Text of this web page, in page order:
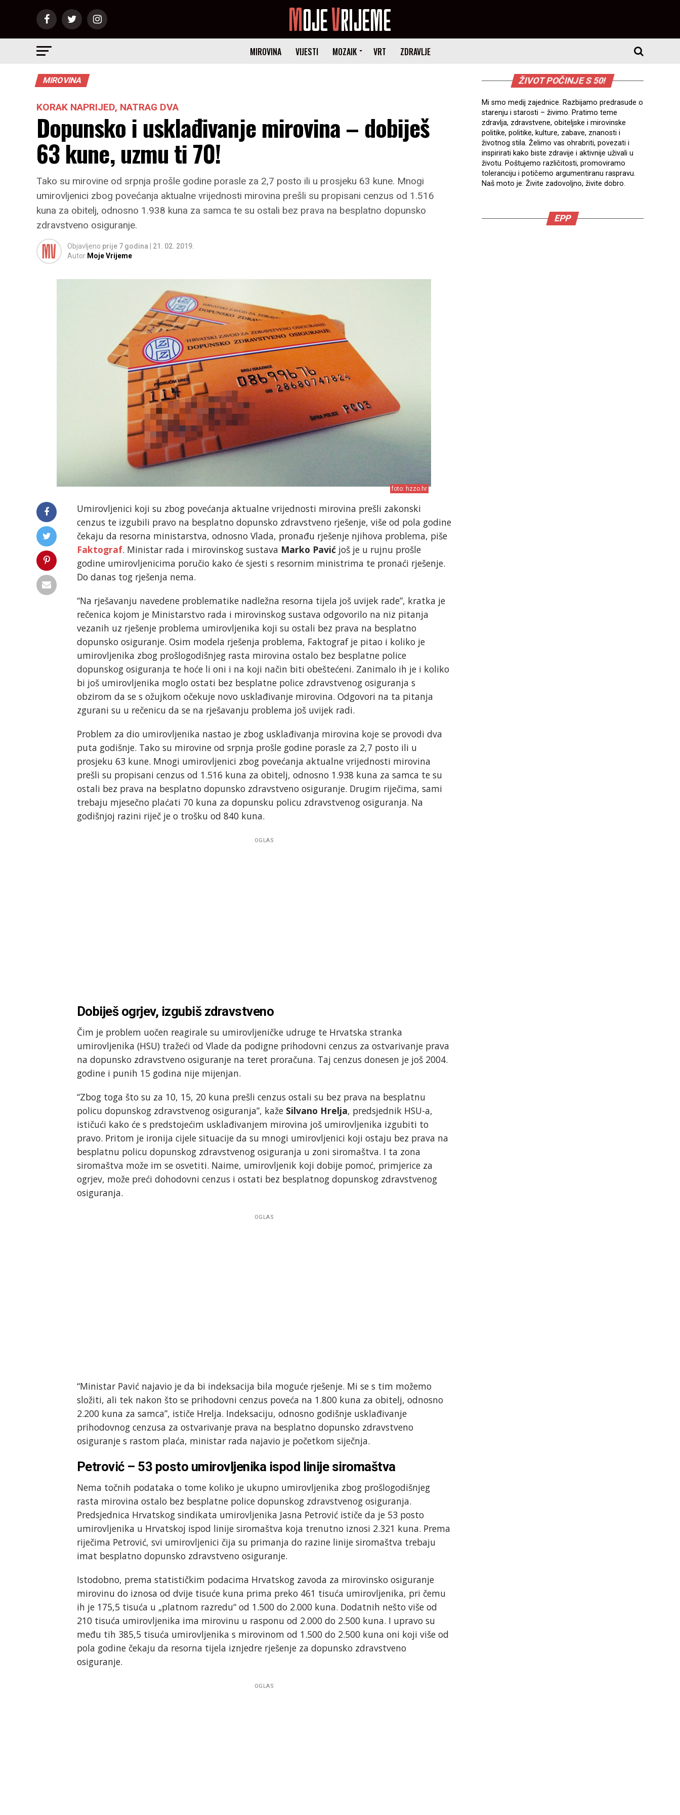
MIROVINA VIJESTI MOZAIK VRT ZDRAVLJE
MIROVINA
KORAK NAPRIJED, NATRAG DVA
Dopunsko i usklađivanje mirovina – dobiješ
63 kune, uzmu ti 70!
Tako su mirovine od srpnja prošle godine porasle za 2,7 posto ili u prosjeku 63 kune. Mnogi
umirovljenici zbog povećanja aktualne vrijednosti mirovina prešli su propisani cenzus od 1.516
kuna za obitelj, odnosno 1.938 kuna za samca te su ostali bez prava na besplatno dopunsko
zdravstveno osiguranje.
Objavljeno prije 7 godina
21. 02. 2019.
Autor Moje Vrijeme
foto: hzzo.hr
Umirovljenici koji su zbog povećanja aktualne vrijednosti mirovina prešli zakonski
cenzus te izgubili pravo na besplatno dopunsko zdravstveno rješenje, više od pola godine
čekaju da resorna ministarstva, odnosno Vlada, pronađu rješenje njihova problema, piše
Faktograf. Ministar rada i mirovinskog sustava Marko Pavić još je u rujnu prošle
godine umirovljenicima poručio kako će sjesti s resornim ministrima te pronaći rješenje.
Do danas tog rješenja nema.
“Na rješavanju navedene problematike nadležna resorna tijela još uvijek rade”, kratka je
rečenica kojom je Ministarstvo rada i mirovinskog sustava odgovorilo na niz pitanja
vezanih uz rješenje problema umirovljenika koji su ostali bez prava na besplatno
dopunsko osiguranje. Osim modela rješenja problema, Faktograf je pitao i koliko je
umirovljenika zbog prošlogodišnjeg rasta mirovina ostalo bez besplatne police
dopunskog osiguranja te hoće li oni i na koji način biti obeštećeni. Zanimalo ih je i koliko
bi još umirovljenika moglo ostati bez besplatne police zdravstvenog osiguranja s
obzirom da se s ožujkom očekuje novo usklađivanje mirovina. Odgovori na ta pitanja
zgurani su u rečenicu da se na rješavanju problema još uvijek radi.
Problem za dio umirovljenika nastao je zbog usklađivanja mirovina koje se provodi dva
puta godišnje. Tako su mirovine od srpnja prošle godine porasle za 2,7 posto ili u
prosjeku 63 kune. Mnogi umirovljenici zbog povećanja aktualne vrijednosti mirovina
prešli su propisani cenzus od 1.516 kuna za obitelj, odnosno 1.938 kuna za samca te su
ostali bez prava na besplatno dopunsko zdravstveno osiguranje. Drugim riječima, sami
trebaju mjesečno plaćati 70 kuna za dopunsku policu zdravstvenog osiguranja. Na
godišnjoj razini riječ je o trošku od 840 kuna.
OGLAS
Dobiješ ogrjev, izgubiš zdravstveno
Čim je problem uočen reagirale su umirovljeničke udruge te Hrvatska stranka
umirovljenika (HSU) tražeći od Vlade da podigne prihodovni cenzus za ostvarivanje prava
na dopunsko zdravstveno osiguranje na teret proračuna. Taj cenzus donesen je još 2004.
godine i punih 15 godina nije mijenjan.
“Zbog toga što su za 10, 15, 20 kuna prešli cenzus ostali su bez prava na besplatnu
policu dopunskog zdravstvenog osiguranja”, kaže Silvano Hrelja, predsjednik HSU-a,
ističući kako će s predstojećim usklađivanjem mirovina još umirovljenika izgubiti to
pravo. Pritom je ironija cijele situacije da su mnogi umirovljenici koji ostaju bez prava na
besplatnu policu dopunskog zdravstvenog osiguranja u zoni siromaštva. I ta zona
siromaštva može im se osvetiti. Naime, umirovljenik koji dobije pomoć, primjerice za
ogrjev, može preći dohodovni cenzus i ostati bez besplatnog dopunskog zdravstvenog
osiguranja.
OGLAS
“Ministar Pavić najavio je da bi indeksacija bila moguće rješenje. Mi se s tim možemo
složiti, ali tek nakon što se prihodovni cenzus poveća na 1.800 kuna za obitelj, odnosno
2.200 kuna za samca”, ističe Hrelja. Indeksaciju, odnosno godišnje usklađivanje
prihodovnog cenzusa za ostvarivanje prava na besplatno dopunsko zdravstveno
osiguranje s rastom plaća, ministar rada najavio je početkom siječnja.
Petrović – 53 posto umirovljenika ispod linije siromaštva
Nema točnih podataka o tome koliko je ukupno umirovljenika zbog prošlogodišnjeg
rasta mirovina ostalo bez besplatne police dopunskog zdravstvenog osiguranja.
Predsjednica Hrvatskog sindikata umirovljenika Jasna Petrović ističe da je 53 posto
umirovljenika u Hrvatskoj ispod linije siromaštva koja trenutno iznosi 2.321 kuna. Prema
riječima Petrović, svi umirovljenici čija su primanja do razine linije siromaštva trebaju
imat besplatno dopunsko zdravstveno osiguranje.
Istodobno, prema statističkim podacima Hrvatskog zavoda za mirovinsko osiguranje
mirovinu do iznosa od dvije tisuće kuna prima preko 461 tisuća umirovljenika, pri čemu
ih je 175,5 tisuća u „platnom razredu“ od 1.500 do 2.000 kuna. Dodatnih nešto više od
210 tisuća umirovljenika ima mirovinu u rasponu od 2.000 do 2.500 kuna. I upravo su
među tih 385,5 tisuća umirovljenika s mirovinom od 1.500 do 2.500 kuna oni koji više od
pola godine čekaju da resorna tijela iznjedre rješenje za dopunsko zdravstveno
osiguranje.
OGLAS
ŽIVOT POČINJE S 50!
Mi smo medij zajednice. Razbijamo predrasude o
starenju i starosti – živimo. Pratimo teme
zdravlja, zdravstvene, obiteljske i mirovinske
politike, politike, kulture, zabave, znanosti i
životnog stila. Želimo vas ohrabriti, povezati i
inspirirati kako biste zdravije i aktivnije uživali u
životu. Poštujemo različitosti, promoviramo
toleranciju i potičemo argumentiranu raspravu.
Naš moto je: Živite zadovoljno, živite dobro.
EPP